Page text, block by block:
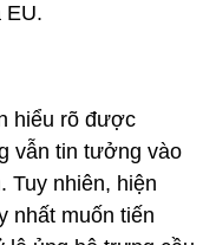
EU.
hiểu rõ được
vẫn tin tưởng vào
Tuy nhiên, hiện
nhất muốn tiến